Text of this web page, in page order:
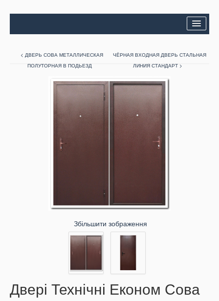
Вікна та балкони
Кондиціонери
< ДВЕРЬ СОВА МЕТАЛЛИЧЕСКАЯ
ПОЛУТОРНАЯ В ПОДЬЕЗД
ЧЁРНАЯ ВХОДНАЯ ДВЕРЬ СТАЛЬНАЯ
ЛИНИЯ СТАНДАРТ >
Збільшити зображення
Двері Технічні Економ Сова